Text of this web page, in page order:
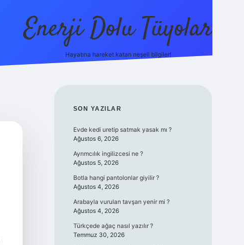
Enerji Dolu Tüyolar
Hayatına hareket katan neşeli bilgiler!
SIDEBAR
SON YAZILAR
Evde kedi uretip satmak yasak mı ?
Ağustos 6, 2026
Ayrımcılık ingilizcesi ne ?
Ağustos 5, 2026
Botla hangi pantolonlar giyilir ?
Ağustos 4, 2026
Arabayla vurulan tavşan yenir mi ?
Ağustos 4, 2026
Türkçede ağaç nasıl yazılır ?
Temmuz 30, 2026